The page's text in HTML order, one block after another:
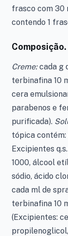
frasco com 30
contendo 1
Composição.
Creme:cada g
terbinafina 10
cera
parabenos e
purificada).
tópica
Excipientes
1000, álcool
sódio, ácido
cada ml de
terbinafina 10
(Excipientes: